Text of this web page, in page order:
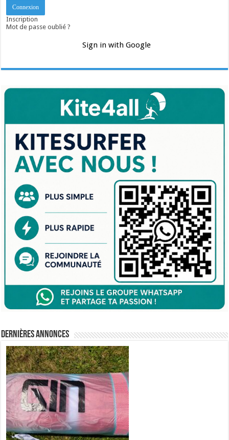
Inscription
Mot de passe oublié ?
Sign in with Google
Dernières annonces